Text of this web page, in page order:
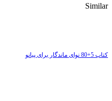
Similar
کتاب 5+80 نوای ماندگار برای پیانو